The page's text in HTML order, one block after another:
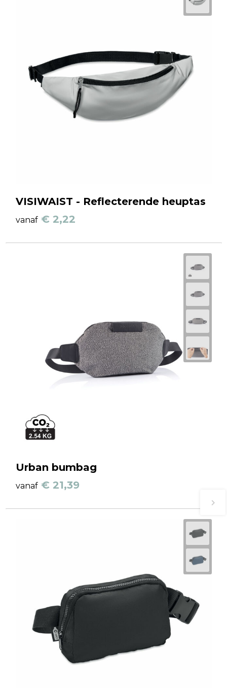
VISIWAIST - Reflecterende heuptas
vanaf € 2,22
Urban bumbag
vanaf € 21,39